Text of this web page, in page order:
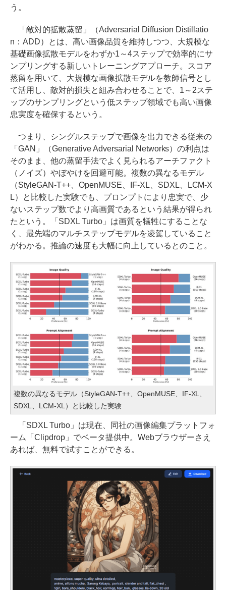
う。
「敵対的拡散蒸留」（Adversarial Diffusion Distillatio
n：ADD）とは、高い画像品質を維持しつつ、大規模な
基礎画像拡散モデルをわずか1～4ステップで効率的にサ
ンプリングする新しいトレーニングアプローチ。スコア
蒸留を用いて、大規模な画像拡散モデルを教師信号とし
て活用し、敵対的損失と組み合わせることで、1～2ステ
ップのサンプリングという低ステップ領域でも高い画像
忠実度を確保するという。
つまり、シングルステップで画像を出力できる従来の
「GAN」（Generative Adversarial Networks）の利点は
そのまま、他の蒸留手法でよく見られるアーチファクト
（ノイズ）やぼやけを回避可能。複数の異なるモデル
（StyleGAN-T++、OpenMUSE、IF-XL、SDXL、LCM-X
L）と比較した実験でも、プロンプトにより忠実で、少
ないステップ数でより高画質であるという結果が得られ
たという。「SDXL Turbo」は画質を犠牲にすることな
く、最先端のマルチステップモデルを凌駕していること
がわかる。推論の速度も大幅に向上しているとのこと。
複数の異なるモデル（StyleGAN-T++、OpenMUSE、IF-XL、
SDXL、LCM-XL）と比較した実験
「SDXL Turbo」は現在、同社の画像編集プラットフォ
ーム「Clipdrop」でベータ提供中。Webブラウザーさえ
あれば、無料で試すことができる。